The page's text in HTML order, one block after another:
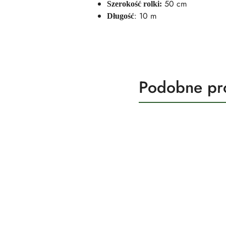
Szerokość rolki: 50 cm
Długość: 10 m
Produkty
o
Podobne